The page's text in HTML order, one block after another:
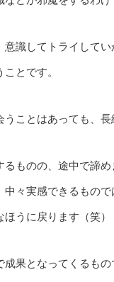
識してトライしてい
とです。
ことはあっても、長
ものの、途中で諦め
々実感できるもので
うに戻ります（笑）
果となってくるもの